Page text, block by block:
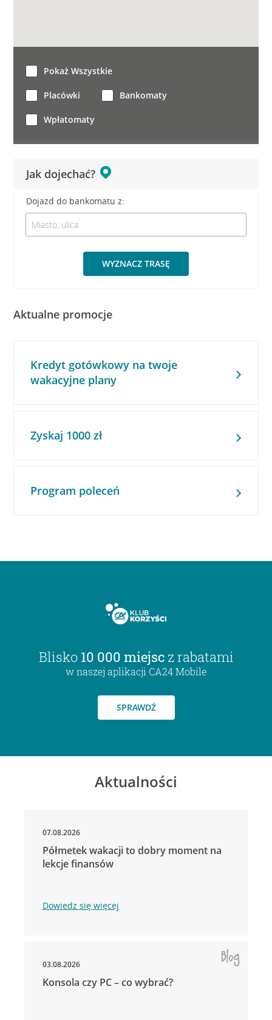
Jak dojechać?
Dojazd do bankomatu z:
WYZNACZ TRASĘ
Pokaż Wszystkie
Placówki Bankomaty
Wpłatomaty
Aktualne promocje
Kredyt gotówkowy na twoje
wakacyjne plany
Zyskaj 1000 zł
Program poleceń
Blisko 10 000 miejsc z rabatami
w naszej aplikacji CA24 Mobile
SPRAWDŹ
Aktualności
07.08.2026
Półmetek wakacji to dobry moment na
lekcje finansów
Dowiedz się więcej
03.08.2026
Konsola czy PC – co wybrać?